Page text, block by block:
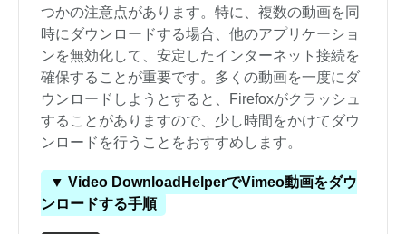
つかの注意点があります。特に、複数の動画を同
時にダウンロードする場合、他のアプリケーショ
ンを無効化して、安定したインターネット接続を
確保することが重要です。多くの動画を一度にダ
ウンロードしようとすると、Firefoxがクラッシュ
することがありますので、少し時間をかけてダウ
ンロードを行うことをおすすめします。
▼ Video DownloadHelperでVimeo動画をダウ
ンロードする手順